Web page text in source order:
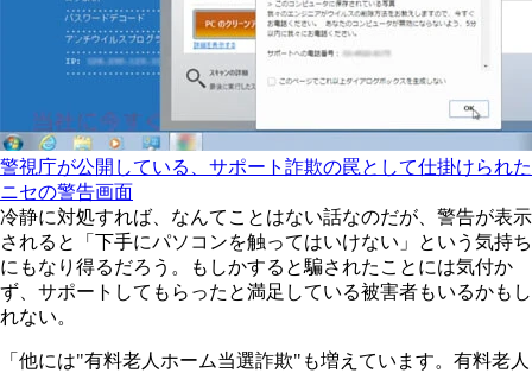
警視庁が公開している、サポート詐欺の罠として仕掛けられた
ニセの警告画面
冷静に対処すれば、なんてことはない話なのだが、警告が表示
されると「下手にパソコンを触ってはいけない」という気持ち
にもなり得るだろう。もしかすると騙されたことには気付か
ず、サポートしてもらったと満足している被害者もいるかもし
れない。
「他には"有料老人ホーム当選詐欺"も増えています。有料老人